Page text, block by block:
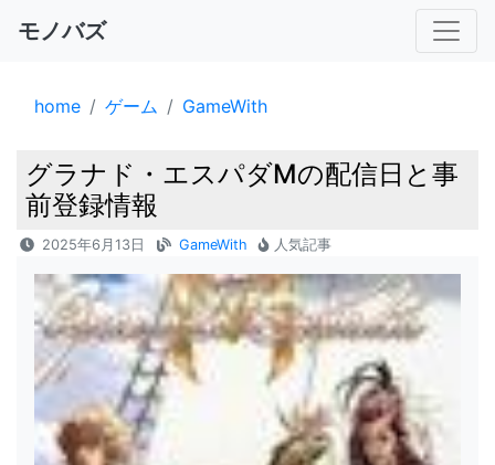
モノバズ
home ゲーム GameWith
グラナド・エスパダMの配信日と事
前登録情報
2025年6月13日 GameWith 人気記事